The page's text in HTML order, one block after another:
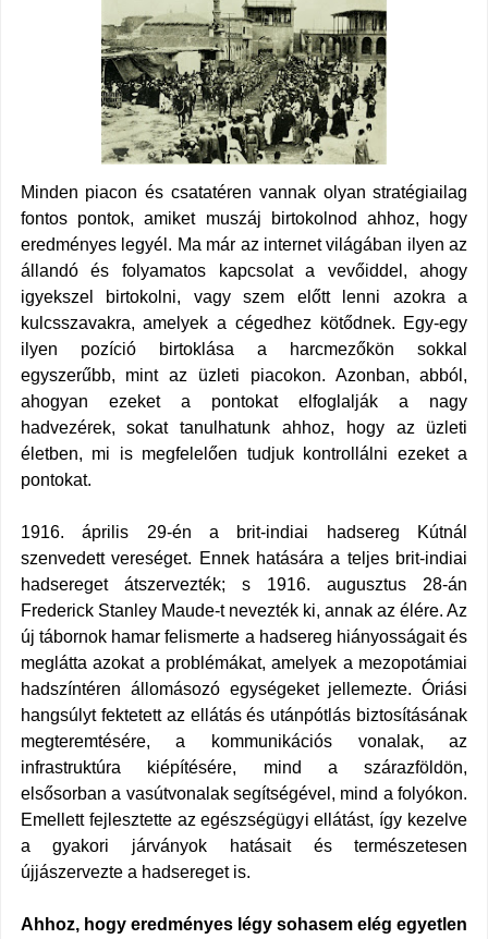
Minden piacon és csatatéren vannak olyan stratégiailag
fontos pontok, amiket muszáj birtokolnod ahhoz, hogy
eredményes legyél. Ma már az internet világában ilyen az
állandó és folyamatos kapcsolat a vevőiddel, ahogy
igyekszel birtokolni, vagy szem előtt lenni azokra a
kulcsszavakra, amelyek a cégedhez kötődnek. Egy-egy
ilyen pozíció birtoklása a harcmezőkön sokkal
egyszerűbb, mint az üzleti piacokon. Azonban, abból,
ahogyan ezeket a pontokat elfoglalják a nagy
hadvezérek, sokat tanulhatunk ahhoz, hogy az üzleti
életben, mi is megfelelően tudjuk kontrollálni ezeket a
pontokat.
1916. április 29-én a brit-indiai hadsereg Kútnál
szenvedett vereséget. Ennek hatására a teljes brit-indiai
hadsereget átszervezték; s 1916. augusztus 28-án
Frederick Stanley Maude-t nevezték ki, annak az élére.Az
új tábornok hamar felismerte a hadsereg hiányosságait és
meglátta azokat a problémákat, amelyek a mezopotámiai
hadszíntéren állomásozó egységeket jellemezte. Óriási
hangsúlyt fektetett az ellátás és utánpótlás biztosításának
megteremtésére, a kommunikációs vonalak, az
infrastruktúra kiépítésére, mind a szárazföldön,
elsősorban a vasútvonalak segítségével, mind a folyókon.
Emellett fejlesztette az egészségügyi ellátást, így kezelve
a gyakori járványok hatásait és természetesen
újjászervezte a hadsereget is.
Ahhoz, hogy eredményes légy sohasem elég egyetlen